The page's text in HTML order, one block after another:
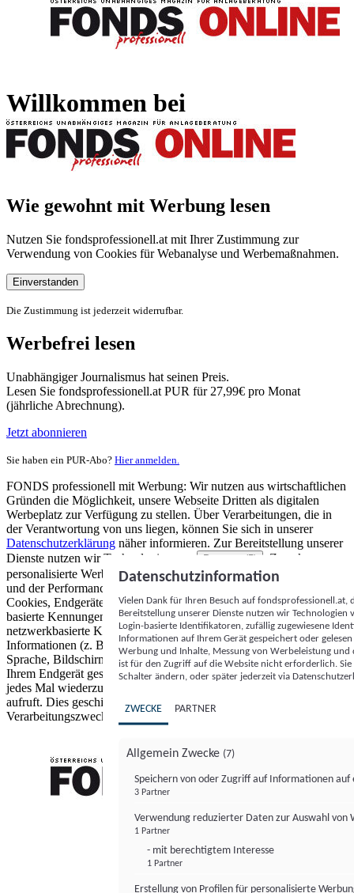
Willkommen bei
Wie gewohnt mit Werbung lesen
Nutzen Sie fondsprofessionell.at mit Ihrer Zustimmung zur
Verwendung von Cookies für Webanalyse und Werbemaßnahmen.
Einverstanden
Die Zustimmung ist jederzeit widerrufbar.
Werbefrei lesen
Unabhängiger Journalismus hat seinen Preis.
Lesen Sie fondsprofessionell.at PUR für 27,99€ pro Monat
(jährliche Abrechnung).
Jetzt abonnieren
Sie haben ein PUR-Abo? Hier anmelden.
FONDS professionell mit Werbung: Wir nutzen aus wirtschaftlichen
Gründen die Möglichkeit, unsere Webseite Dritten als digitalen
Werbeplatz zur Verfügung zu stellen. Über Verarbeitungen, die in
der Verantwortung von uns liegen, können Sie sich in unserer
Datenschutzerklärung näher informieren. Zur Bereitstellung unserer
Dienste nutzen wir Technologien von
Partnern (5)
. Zwecke:
personalisierte Werbung und Inhalte, Messung von Werbeleistung
und der Performance von Inhalten sowie Zielgruppenforschung.
Cookies, Endgeräte- oder ähnliche Online-Kennungen (z. B. login-
basierte Kennungen, zufällig generierte Kennungen,
netzwerkbasierte Kennungen) können zusammen mit anderen
Informationen (z. B. Browsertyp und Browserinformationen,
Sprache, Bildschirmgröße, unterstützte Technologien usw.) auf
Ihrem Endgerät gespeichert oder von dort ausgelesen werden, um es
jedes Mal wiederzuerkennen, wenn es eine App oder einer Webseite
aufruft. Dies geschieht für einen oder mehrere der hier aufgeführten
Verarbeitungszwecke.
Datenschutzinformation
Vielen Dank für Ihren Besuch auf
Bereitstellung unserer Dienste nutzen wir Technologien
Login-basierte Identifikatoren, zufällig zugewiesene
Informationen auf Ihrem Gerät gespeichert oder
Werbung und Inhalte, Messung von Werbeleistung
ist für den Zugriff auf die Website nicht erforderlich.
Schalter ändern, oder später jederzeit via
ZWECKE PARTNER
Allgemein Zwecke (7)
Speichern von oder Zugriff auf Informationen auf
3 Partner
Verwendung reduzierter Daten zur Auswahl von
1 Partner
- mit berechtigtem Interesse
1 Partner
Erstellung von Profilen für personalisierte
FONDS professionell